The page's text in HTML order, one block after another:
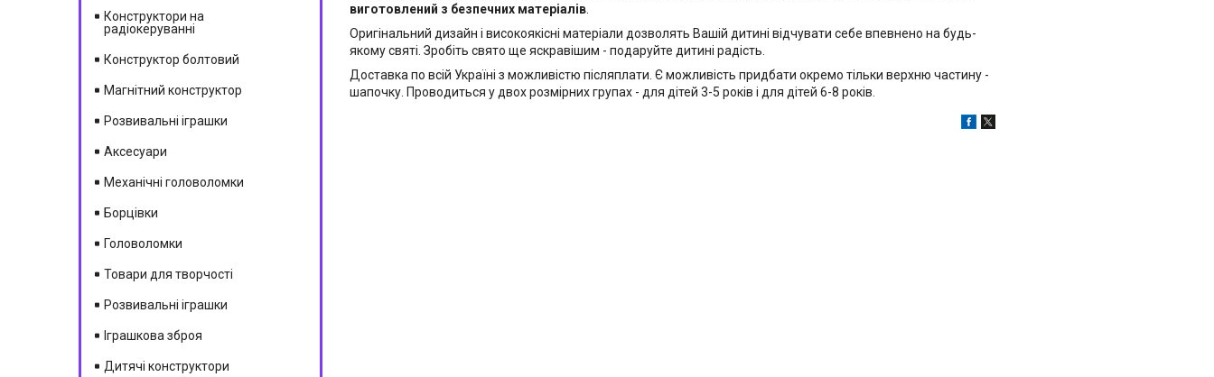
виготовлений з безпечних матеріалів
Оригінальний дизайн і високоякісні матеріали дозволять Вашій дитині відчувати себе впевнено на будь-
якому святі. Зробіть свято ще яскравішим - подаруйте дитині радість.
Доставка по всій Україні з можливістю післяплати. Є можливість придбати окремо тільки верхню частину -
шапочку. Проводиться у двох розмірних групах - для дітей 3-5 років і для дітей 6-8 років.
Конструктори на
радіокеруванні
Конструктор болтовий
Магнітний конструктор
Розвивальні іграшки
Аксесуари
Механічні головоломки
Борцівки
Головоломки
Товари для творчості
Розвивальні іграшки
Іграшкова зброя
Дитячі конструктори